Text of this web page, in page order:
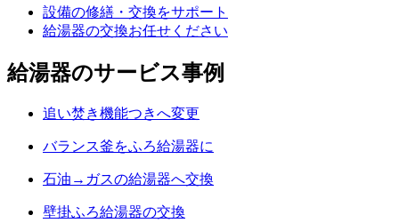
設備の修繕・交換をサポート
給湯器の交換お任せください
給湯器のサービス事例
追い焚き機能つきへ変更
バランス釜をふろ給湯器に
石油→ガスの給湯器へ交換
壁掛ふろ給湯器の交換